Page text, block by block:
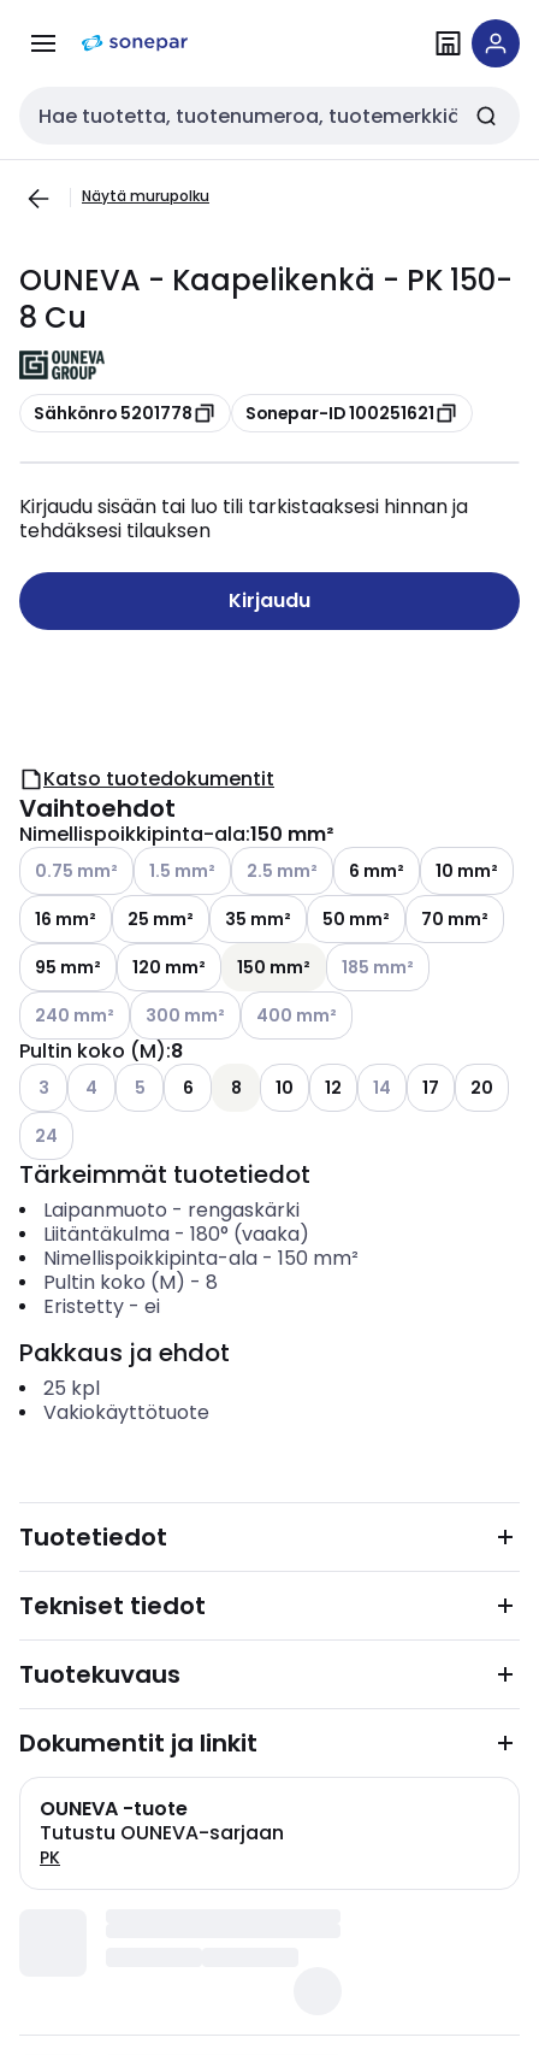
navigointiinsisältöön
Haku
Näytä murupolku
OUNEVA - Kaapelikenkä - PK 150-
8 Cu
Kopioi
Sähkönro 5201778 Kopioi
Sonepar-ID 100251621
Kirjaudu sisään tai luo tili tarkistaaksesi hinnan ja
tehdäksesi tilauksen
Kirjaudu
Katso tuotedokumentit
Vaihtoehdot
Nimellispoikkipinta-ala:150 mm²
Katso käytettävissä olevat vaihtoehdot
0.75 mm² Katso käytettävissä olevat vaihtoehdot
1.5 mm² Katso käytettävissä olevat
2.5 mm² 6 mm²
10 mm²
16 mm²
25 mm² 35 mm² 50 mm²
70 mm²
95 mm²
120 mm² 150 mm² Katso käytettävissä
185 mm²
Katso käytettävissä olevat vaihtoehdot
240 mm² Katso käytettävissä olevat vaihtoehdot
300 mm² Katso käytettävissä olevat
400 mm²
Pultin koko (M):8
Katso käytettävissä olevat vaihtoehdot
3 Katso käytettävissä olevat vaihtoehdot
4 Katso käytettävissä olevat vaihtoehdot
5 6 8 10 12 Katso käytettävissä
14 17
20
Katso käytettävissä olevat vaihtoehdot
24
Tärkeimmät tuotetiedot
Laipanmuoto - rengaskärki
Liitäntäkulma- 180° (vaaka)
Nimellispoikkipinta-ala- 150 mm²
Pultin koko (M) - 8
Eristetty- ei
Pakkaus ja ehdot
25 kpl
Vakiokäyttötuote
Tuotetiedot
Tekniset tiedot
Tuotekuvaus
Dokumentit ja linkit
OUNEVA -tuote
Tutustu OUNEVA-sarjaan
PK